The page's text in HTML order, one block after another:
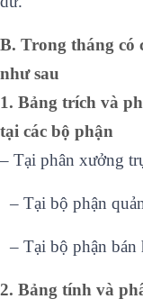
B. Trong tháng có
như sau
1. Bảng trích và
tại các bộ phận
– Tại phân xưởng
Tại bộ phận
Tại bộ
2. Bảng tính và